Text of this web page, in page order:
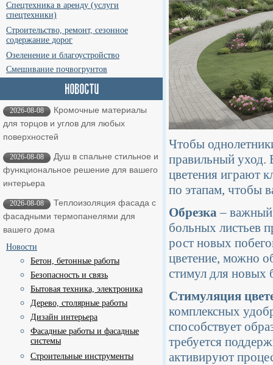
Спецтехника в аренду (услуги
спецтехники)
Строительство, ремонт, сезонное
содержание дорог
Озеленение и благоустройство
Смешивание почвогрунтов
2026-08-08
Кромочные материалы
для торцов и углов для любых
поверхностей
2026-08-08
Душ в спальне стильное и
функциональное решение для вашего
интерьера
2026-08-08
Теплоизоляция фасада с
фасадными термопанелями для
вашего дома
Новости
Бетон, бетонные работы
Безопасность и связь
Бытовая техника, электроника
Дерево, столярные работы
Дизайн интерьера
Фасадные работы и фасадные
системы
Строительные инструменты
Чтобы
правильный уход.
цветения играют
по этапам, чтобы
Обрезка– важный
больных листьев
рост новых
цветение, можно
стимул для новых
Стимуляция
комплексных
способствует
требуется
активируют